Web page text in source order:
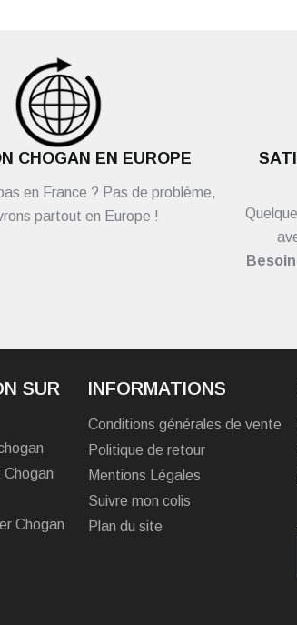
CHOGAN EN EUROPE
en France ? Pas de problème,
partout en Europe !
SUR
Chogan
Chogan
INFORMATIONS
Conditions générales de vente
Politique de retour
Mentions Légales
Suivre mon colis
Plan du site